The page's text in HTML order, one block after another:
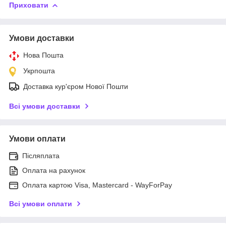
Приховати
Умови доставки
Нова Пошта
Укрпошта
Доставка кур'єром Нової Пошти
Всі умови доставки
Умови оплати
Післяплата
Оплата на рахунок
Оплата картою Visa, Mastercard - WayForPay
Всі умови оплати